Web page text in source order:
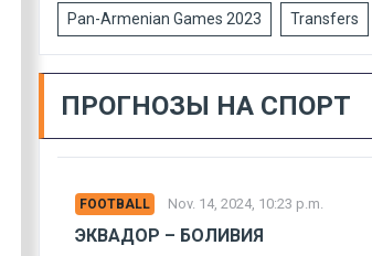
Pan-Armenian Games 2023 Transfers
ПРОГНОЗЫ НА СПОРТ
FOOTBALL Nov. 14, 2024, 10:23 p.m.
ЭКВАДОР – БОЛИВИЯ